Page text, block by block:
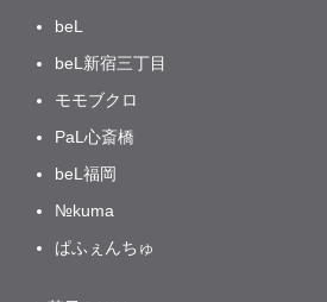
beL
beL新宿三丁目
モモブクロ
PaL心斎橋
beL福岡
№kuma
ぱふぇんちゅ